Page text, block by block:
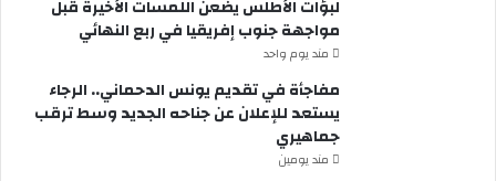
لبؤات الأطلس يضعن اللمسات الأخيرة قبل
مواجهة جنوب إفريقيا في ربع النهائي
مند يوم واحد
مفاجأة في تقديم يونس الدحماني.. الرجاء
يستعد للإعلان عن جناحه الجديد وسط ترقب
جماهيري
مند يومين